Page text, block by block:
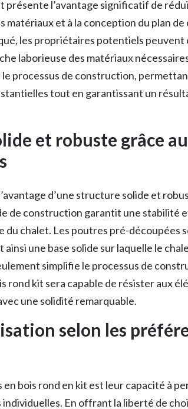
l’avantage significatif de
matériaux et à la conception du plan
les propriétaires potentiels peuvent
laborieuse des matériaux
processus de construction,
tout en garantissant un
et robuste grâce
d’une structure solide et
de construction garantit une stabilité
chalet. Les poutres pré-découpées
une base solide sur laquelle le
simplifie le processus de
rond kit sera capable de résister aux
une solidité remarquable.
selon les
en bois rond en kit est leur capacité à
En offrant la liberté de